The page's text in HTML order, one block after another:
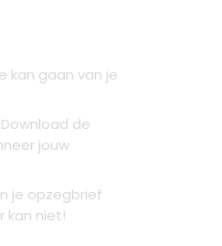
kan gaan van je
de
jouw
je opzegbrief
kan niet!